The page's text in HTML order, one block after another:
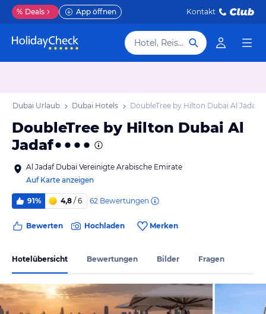
% Deals App öffnen Kontakt
Hotel, Reiseziel
Dubai Urlaub Dubai Hotels DoubleTree by Hilton Dubai Al Jadaf
DoubleTree by Hilton Dubai Al
Jadaf
Al Jadaf Dubai Vereinigte Arabische Emirate
Auf Karte anzeigen
91% 4,8 / 6 62 Bewertungen
Bewerten Hochladen Merken
Hotelübersicht Bewertungen Bilder Fragen